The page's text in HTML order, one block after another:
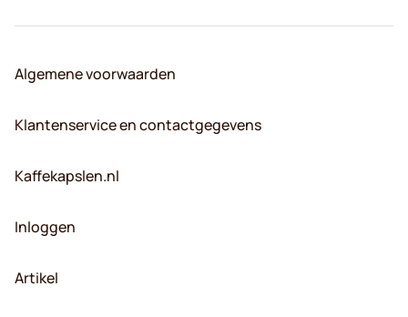
Algemene voorwaarden
Klantenservice en contactgegevens
Kaffekapslen.nl
Inloggen
Artikel